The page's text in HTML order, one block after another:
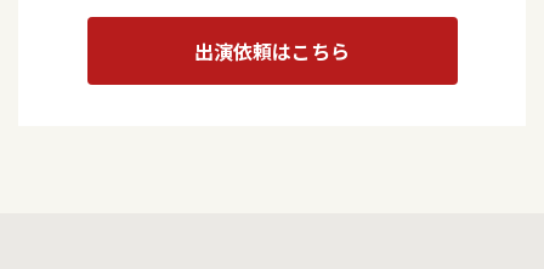
出演依頼はこちら